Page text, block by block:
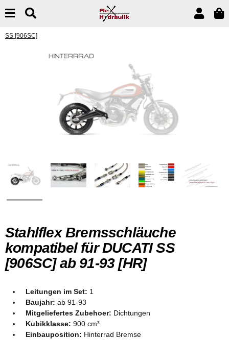
SS [906SC]
Stahlflex Bremsschläuche
kompatibel für DUCATI SS
[906SC] ab 91-93 [HR]
Leitungen im Set: 1
Baujahr: ab 91-93
Mitgeliefertes Zubehoer: Dichtungen
Kubikklasse: 900 cm³
Einbauposition: Hinterrad Bremse